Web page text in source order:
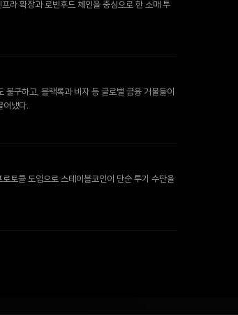
라 확장과 로빈후드 체인을 중심으로 한 소매 투
구하고, 블랙록과 비자 등 글로벌 금융 거물들이
어냈다.
토콜 도입으로 스테이블코인이 단순 투기 수단을